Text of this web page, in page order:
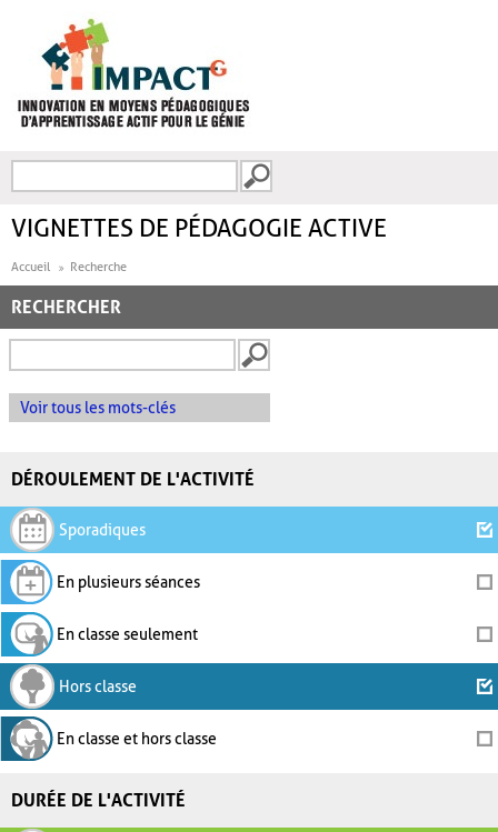
FORMULAIRE DE
VIGNETTES DE PÉDAGOGIE ACTIVE
Accueil Recherche
RECHERCHER
Voir tous les mots-clés
DÉROULEMENT DE L'ACTIVITÉ
Sporadiques
En plusieurs séances
En classe seulement
Hors classe
En classe et hors classe
DURÉE DE L'ACTIVITÉ